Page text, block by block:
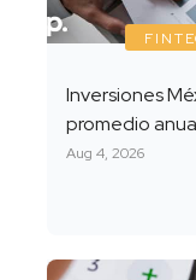
Inversiones
promedio
Aug 4, 2026